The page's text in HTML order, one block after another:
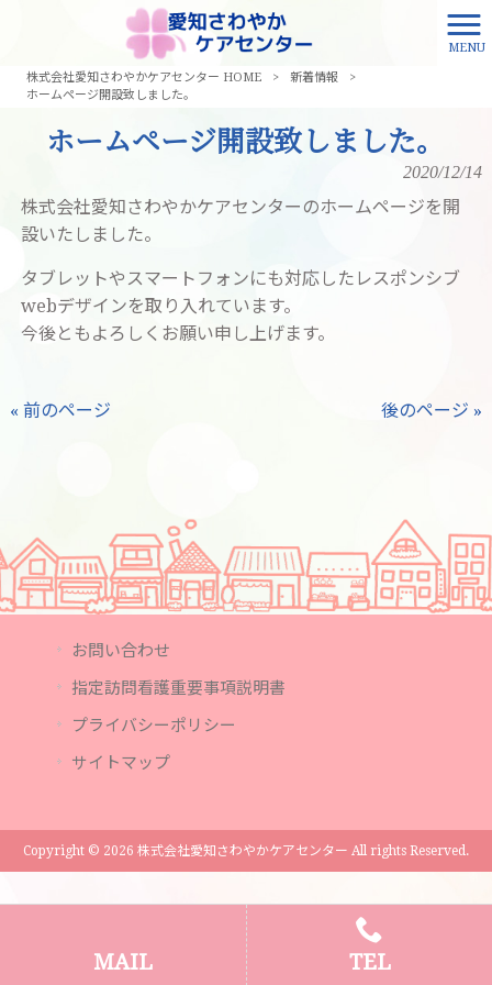
MENU
株式会社愛知さわやかケアセンター HOME > 新着情報
>
ホームページ開設致しました。
ホームページ開設致しました。
2020/12/14
株式会社愛知さわやかケアセンターのホームページを開
設いたしました。
タブレットやスマートフォンにも対応したレスポンシブ
webデザインを取り入れています。
今後ともよろしくお願い申し上げます。
« 前のページ 後のページ »
お問い合わせ
指定訪問看護重要事項説明書
プライバシーポリシー
サイトマップ
Copyright © 2026 株式会社愛知さわやかケアセンター All rights Reserved.
MAIL TEL